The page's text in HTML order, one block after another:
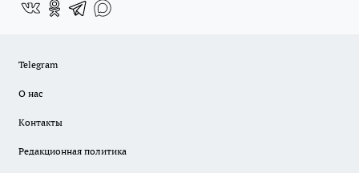
Telegram
О нас
Контакты
Редакционная политика